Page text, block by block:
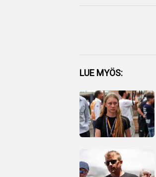
Facebook
Twitter
Whatsapp
LUE MYÖS: